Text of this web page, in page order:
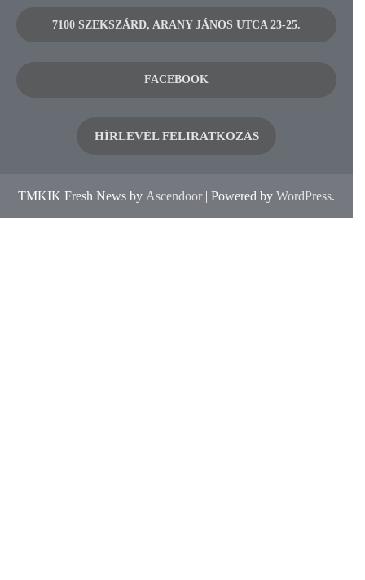
7100 SZEKSZÁRD, ARANY JÁNOS UTCA 23-25.
FACEBOOK
HÍRLEVÉL FELIRATKOZÁS
TMKIK Fresh News by Ascendoor | Powered by WordPress.